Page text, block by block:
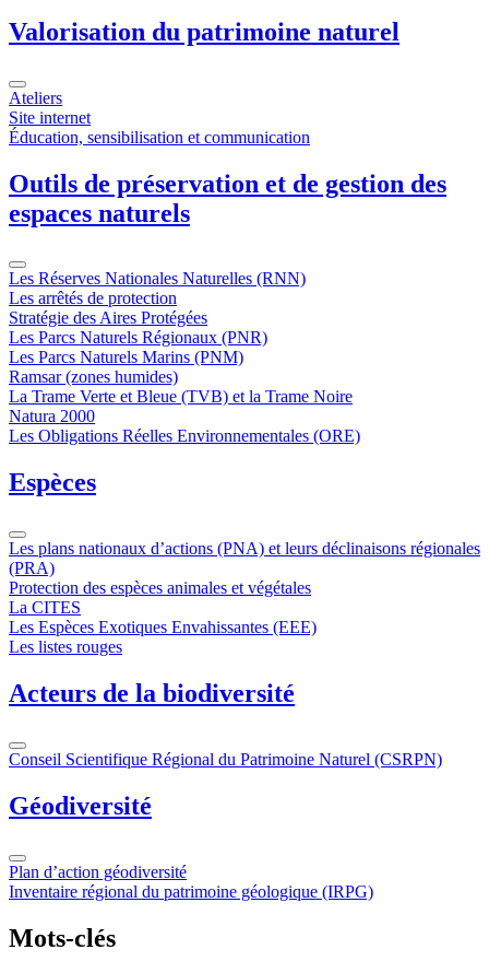
Valorisation du patrimoine naturel
Ateliers
Site internet
Éducation, sensibilisation et communication
Outils de préservation et de gestion des
espaces naturels
Les Réserves Nationales Naturelles (RNN)
Les arrêtés de protection
Stratégie des Aires Protégées
Les Parcs Naturels Régionaux (PNR)
Les Parcs Naturels Marins (PNM)
Ramsar (zones humides)
La Trame Verte et Bleue (TVB) et la Trame Noire
Natura 2000
Les Obligations Réelles Environnementales (ORE)
Espèces
Les plans nationaux d’actions (PNA) et leurs déclinaisons régionales
(PRA)
Protection des espèces animales et végétales
La CITES
Les Espèces Exotiques Envahissantes (EEE)
Les listes rouges
Acteurs de la biodiversité
Conseil Scientifique Régional du Patrimoine Naturel (CSRPN)
Géodiversité
Plan d’action géodiversité
Inventaire régional du patrimoine géologique (IRPG)
Mots-clés